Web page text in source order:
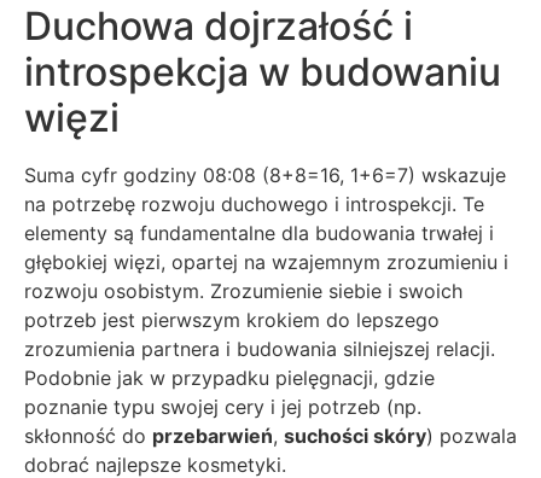
Duchowa dojrzałość i
introspekcja w budowaniu
więzi
Suma cyfr godziny 08:08 (8+8=16, 1+6=7) wskazuje
na potrzebę rozwoju duchowego i introspekcji. Te
elementy są fundamentalne dla budowania trwałej i
głębokiej więzi, opartej na wzajemnym zrozumieniu i
rozwoju osobistym. Zrozumienie siebie i swoich
potrzeb jest pierwszym krokiem do lepszego
zrozumienia partnera i budowania silniejszej relacji.
Podobnie jak w przypadku pielęgnacji, gdzie
poznanie typu swojej cery i jej potrzeb (np.
skłonność do przebarwień, suchości skóry) pozwala
dobrać najlepsze kosmetyki.